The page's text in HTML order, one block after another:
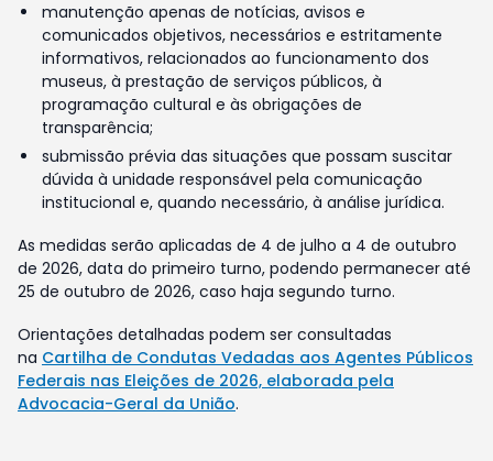
manutenção apenas de notícias, avisos e
comunicados objetivos, necessários e estritamente
informativos, relacionados ao funcionamento dos
museus, à prestação de serviços públicos, à
programação cultural e às obrigações de
transparência;
submissão prévia das situações que possam suscitar
dúvida à unidade responsável pela comunicação
institucional e, quando necessário, à análise jurídica.
As medidas serão aplicadas de 4 de julho a 4 de outubro
de 2026, data do primeiro turno, podendo permanecer até
25 de outubro de 2026, caso haja segundo turno.
Orientações detalhadas podem ser consultadas
na Cartilha de Condutas Vedadas aos Agentes Públicos
Federais nas Eleições de 2026, elaborada pela
Advocacia-Geral da União.